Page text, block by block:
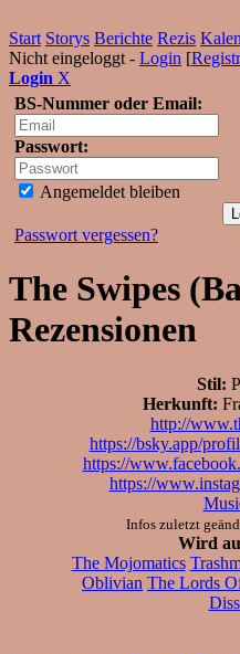
Start Storys Berichte Rezis
Nicht eingeloggt - Login [
Login X
BS-Nummer oder Email:
Passwort:
Angemeldet bleiben
Passwort vergessen?
The Swipes
Rezensionen
Stil:
Herkunft:
http://
https://bsky.app/
https://
https://
Infos zuletzt
Wird
The Mojomatics
Oblivian The Lords